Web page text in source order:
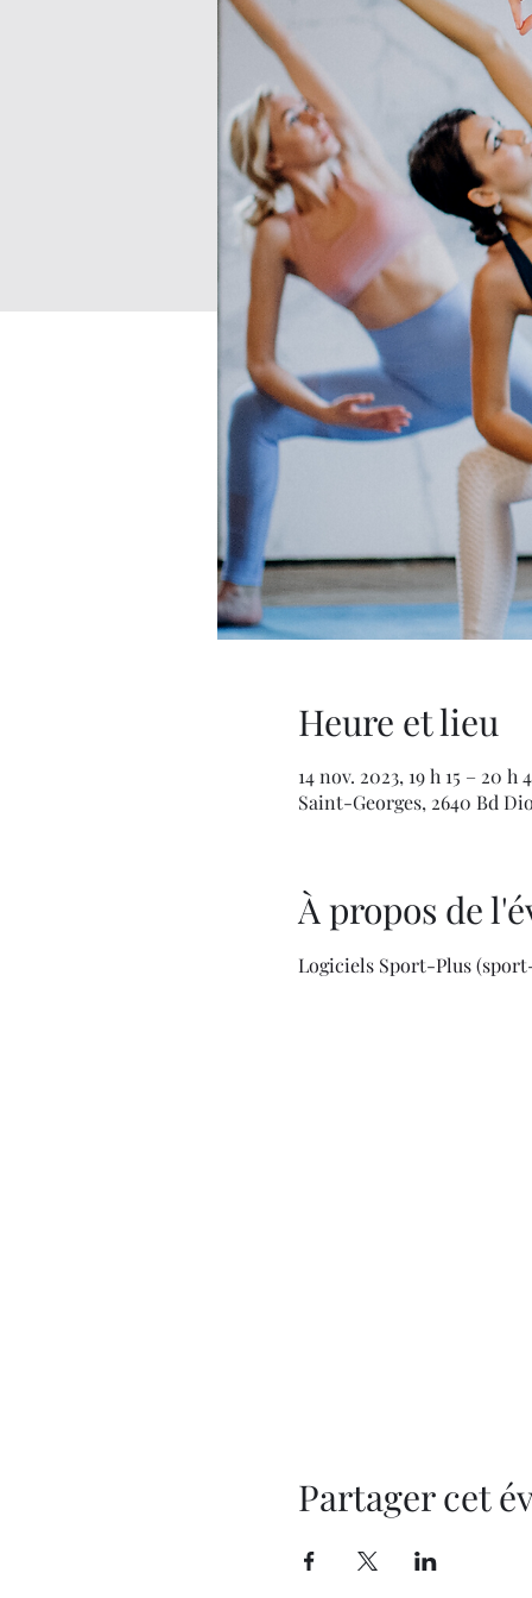
Heure et lieu
14 nov. 2023, 19 h 15 – 20 h
Saint-Georges, 2640 Bd
À propos de
Logiciels Sport-Plus
Partager cet